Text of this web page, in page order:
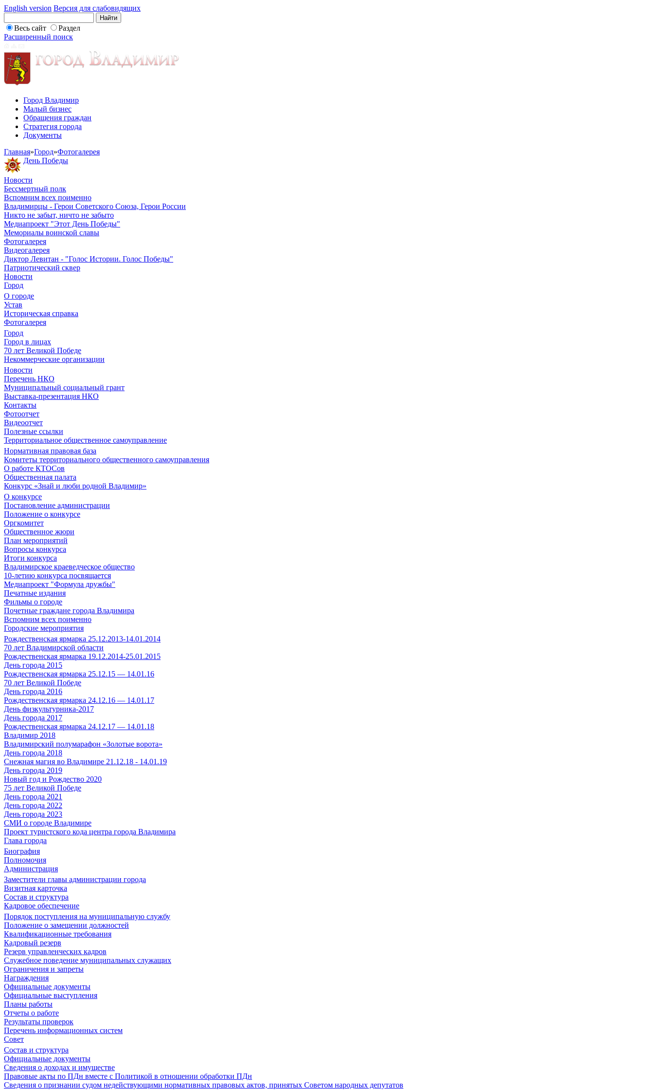
English version Версия для слабовидящих
Весь сайт
Раздел
Расширенный поиск
Город Владимир
Малый бизнес
Обращения граждан
Стратегия города
Документы
Главная»Город»Фотогалерея
День Победы
Новости
Бессмертный полк
Вспомним всех поименно
Владимирцы - Герои Советского Союза, Герои России
Никто не забыт, ничто не забыто
Медиапроект "Этот День Победы"
Мемориалы воинской славы
Фотогалерея
Видеогалерея
Диктор Левитан - "Голос Истории. Голос Победы"
Патриотический сквер
Новости
Город
О городе
Устав
Историческая справка
Фотогалерея
Город
Город в лицах
70 лет Великой Победе
Некоммерческие организации
Новости
Перечень НКО
Муниципальный социальный грант
Выставка-презентация НКО
Контакты
Фотоотчет
Видеоотчет
Полезные ссылки
Территориальное общественное самоуправление
Нормативная правовая база
Комитеты территориального общественного самоуправления
О работе КТОСов
Общественная палата
Конкурс «Знай и люби родной Владимир»
О конкурсе
Постановление администрации
Положение о конкурсе
Оргкомитет
Общественное жюри
План мероприятий
Вопросы конкурса
Итоги конкурса
Владимирское краеведческое общество
10-летию конкурса посвящается
Медиапроект "Формула дружбы"
Печатные издания
Фильмы о городе
Почетные граждане города Владимира
Вспомним всех поименно
Городские мероприятия
Рождественская ярмарка 25.12.2013-14.01.2014
70 лет Владимирской области
Рождественская ярмарка 19.12.2014-25.01.2015
День города 2015
Рождественская ярмарка 25.12.15 — 14.01.16
70 лет Великой Победе
День города 2016
Рождественская ярмарка 24.12.16 — 14.01.17
День физкультурника-2017
День города 2017
Рождественская ярмарка 24.12.17 — 14.01.18
Владимир 2018
Владимирский полумарафон «Золотые ворота»
День города 2018
Снежная магия во Владимире 21.12.18 - 14.01.19
День города 2019
Новый год и Рождество 2020
75 лет Великой Победе
День города 2021
День города 2022
День города 2023
СМИ о городе Владимире
Проект туристского кода центра города Владимира
Глава города
Биография
Полномочия
Администрация
Заместители главы администрации города
Визитная карточка
Состав и структура
Кадровое обеспечение
Порядок поступления на муниципальную службу
Положение о замещении должностей
Квалификационные требования
Кадровый резерв
Резерв управленческих кадров
Служебное поведение муниципальных служащих
Ограничения и запреты
Награждения
Официальные документы
Официальные выступления
Планы работы
Отчеты о работе
Результаты проверок
Перечень информационных систем
Совет
Состав и структура
Официальные документы
Сведения о доходах и имуществе
Правовые акты по ПДн вместе с Политикой в отношении обработки ПДн
Сведения о признании судом недействующими нормативных правовых актов, принятых Советом народных депутатов